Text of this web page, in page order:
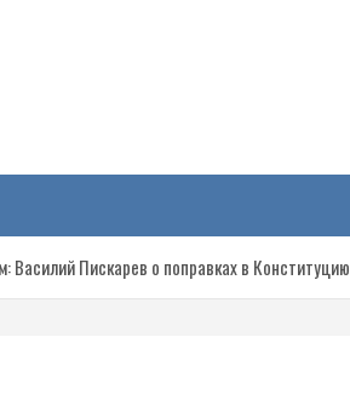
Василий Пискарев о поправках в Конституцию